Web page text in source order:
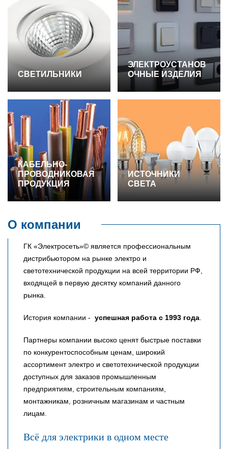
СВЕТИЛЬНИКИ
ЭЛЕКТРОУСТАНОВ
ОЧНЫЕ ИЗДЕЛИЯ
КАБЕЛЬНО-
ПРОВОДНИКОВАЯ
ПРОДУКЦИЯ
ИСТОЧНИКИ
СВЕТА
О компании
ГК «Электросеть»© является профессиональным
дистрибьютором на рынке электро и
светотехнической продукции на всей территории РФ,
входящей в первую десятку компаний данного
рынка.
История компании - успешная работа с 1993 года.
Партнеры компании высоко ценят быстрые поставки
по конкурентоспособным ценам, широкий
ассортимент электро и светотехнической продукции
доступных для заказов промышленным
предприятиям, строительным компаниям,
монтажникам, розничным магазинам и частным
лицам.
Всё для электрики в одном месте